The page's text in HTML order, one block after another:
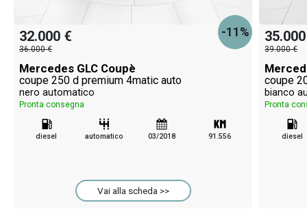
-11%
32.000 €
36.000 €
Mercedes GLC Coupè
coupe 250 d premium 4matic auto
nero automatico
Pronta consegna
diesel automatico 03/2018 91.556
Vai alla scheda >>
39.000 €
coupe
bianco
Pronta
diesel